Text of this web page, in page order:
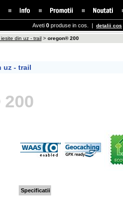
Aveti 0 produse in cos. | detalii cos
din uz - trail > oregon® 200
uz - trail
Specificatii